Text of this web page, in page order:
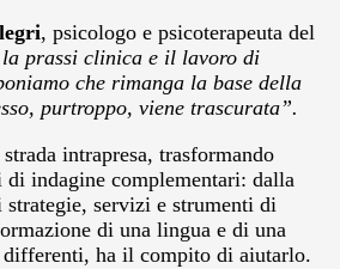
, psicologo e psicoterapeuta del
la prassi clinica e il lavoro di
che rimanga la base della
purtroppo, viene trascurata”.
intrapresa, trasformando
di indagine complementari: dalla
servizi e strumenti di
di una lingua e di una
ha il compito di aiutarlo.